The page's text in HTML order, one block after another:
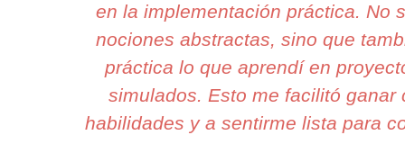
en la implementación práctica. No
nociones abstractas, sino que
práctica lo que aprendí en
simulados. Esto me facilitó ganar
habilidades y a sentirme lista para